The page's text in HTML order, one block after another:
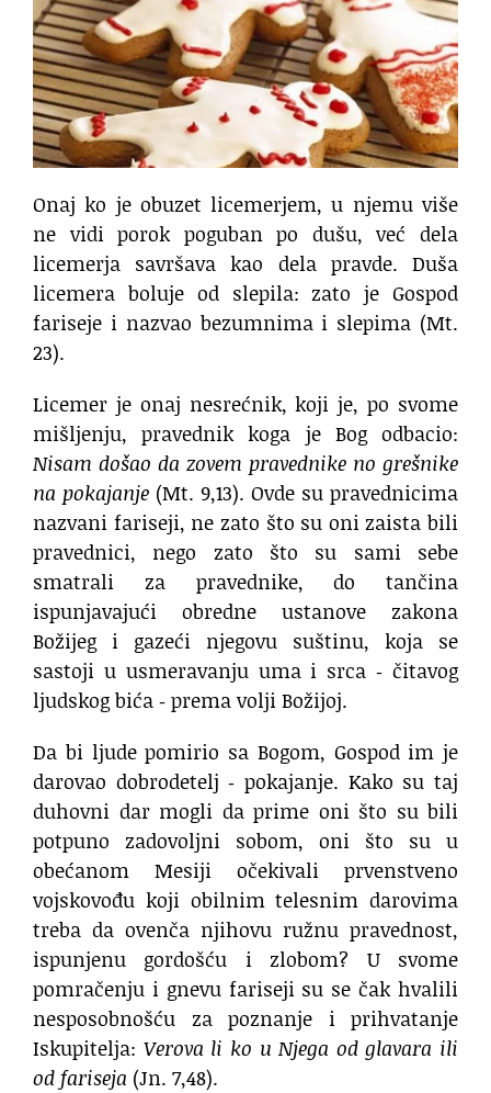
Onaj ko je obuzet licemerjem, u njemu više
ne vidi porok poguban po dušu, već dela
licemerja savršava kao dela pravde. Duša
licemera boluje od slepila: zato je Gospod
fariseje i nazvao bezumnima i slepima (Mt.
23).
Licemer je onaj nesrećnik, koji je, po svome
mišljenju, pravednik koga je Bog odbacio:
Nisam došao da zovem pravednike no grešnike
na pokajanje (Mt. 9,13). Ovde su pravednicima
nazvani fariseji, ne zato što su oni zaista bili
pravednici, nego zato što su sami sebe
smatrali za pravednike, do tančina
ispunjavajući obredne ustanove zakona
Božijeg i gazeći njegovu suštinu, koja se
sastoji u usmeravanju uma i srca ‐ čitavog
ljudskog bića ‐ prema volji Božijoj.
Da bi ljude pomirio sa Bogom, Gospod im je
darovao dobrodetelj ‐ pokajanje. Kako su taj
duhovni dar mogli da prime oni što su bili
potpuno zadovoljni sobom, oni što su u
obećanom Mesiji očekivali prvenstveno
vojskovođu koji obilnim telesnim darovima
treba da ovenča njihovu ružnu pravednost,
ispunjenu gordošću i zlobom? U svome
pomračenju i gnevu fariseji su se čak hvalili
nesposobnošću za poznanje i prihvatanje
Iskupitelja: Verova li ko u Njega od glavara ili
od fariseja (Jn. 7,48).